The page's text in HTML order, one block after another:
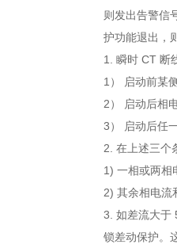
则发出告警信
护功能退出，
1. 瞬时 CT 断
1） 启动前某
2） 启动后相
3） 启动后任
2. 在上述三个
1) 一相或两相
2) 其余相电流
3. 如差流大于
锁差动保护。